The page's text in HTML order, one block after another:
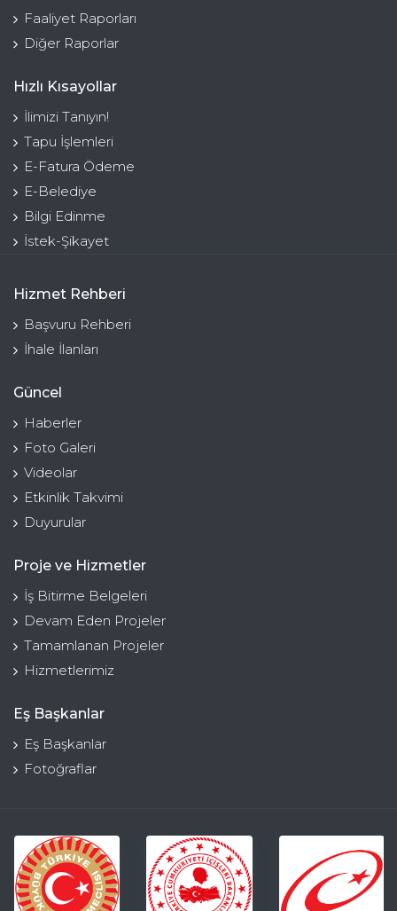
Faaliyet Raporları
Diğer Raporlar
Hızlı Kısayollar
İlimizi Tanıyın!
Tapu İşlemleri
E-Fatura Ödeme
E-Belediye
Bilgi Edinme
İstek-Şikayet
Hizmet Rehberi
Başvuru Rehberi
İhale İlanları
Güncel
Haberler
Foto Galeri
Videolar
Etkinlik Takvimi
Duyurular
Proje ve Hizmetler
İş Bitirme Belgeleri
Devam Eden Projeler
Tamamlanan Projeler
Hizmetlerimiz
Eş Başkanlar
Eş Başkanlar
Fotoğraflar